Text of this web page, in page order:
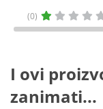
(0)
I ovi
zanimati...